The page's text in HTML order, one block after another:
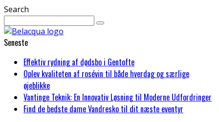
Search
Seneste
Effektiv rydning af dødsbo i Gentofte
Oplev kvaliteten af rosévin til både hverdag og særlige
øjeblikke
Vantinge Teknik: En Innovativ Løsning til Moderne Udfordringer
Find de bedste dame Vandresko til dit næste eventyr